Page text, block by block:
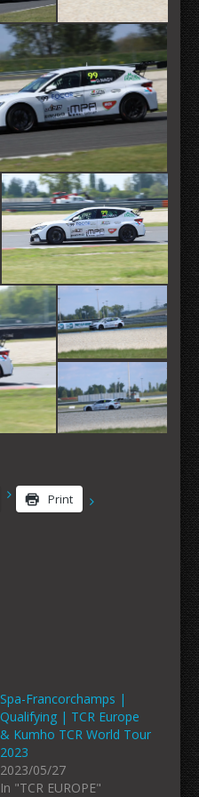
Print
Spa-Francorchamps |
Qualifying | TCR Europe
& Kumho TCR World Tour
2023
2023/05/27
In "TCR EUROPE"